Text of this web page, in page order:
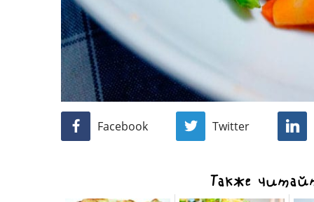
Facebook Twitter
Также